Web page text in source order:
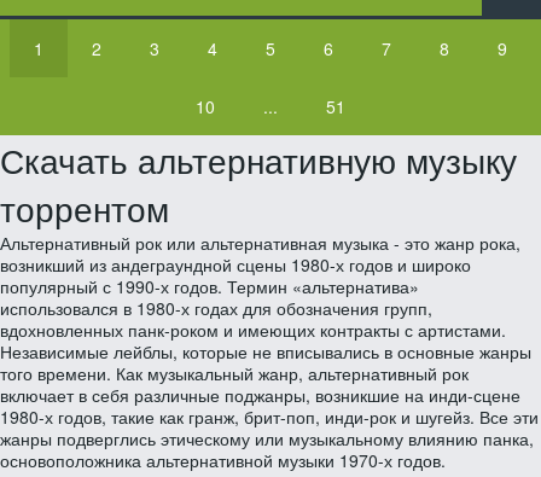
1 2 3 4 5 6 7 8 9
10 ... 51
Скачать альтернативную музыку
торрентом
Альтернативный рок или альтернативная музыка - это жанр рока,
возникший из андеграундной сцены 1980-х годов и широко
популярный с 1990-х годов. Термин «альтернатива»
использовался в 1980-х годах для обозначения групп,
вдохновленных панк-роком и имеющих контракты с артистами.
Независимые лейблы, которые не вписывались в основные жанры
того времени. Как музыкальный жанр, альтернативный рок
включает в себя различные поджанры, возникшие на инди-сцене
1980-х годов, такие как гранж, брит-поп, инди-рок и шугейз. Все эти
жанры подверглись этическому или музыкальному влиянию панка,
основоположника альтернативной музыки 1970-х годов.